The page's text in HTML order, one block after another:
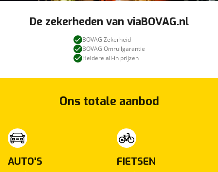
De zekerheden van viaBOVAG.nl
BOVAG Zekerheid
BOVAG Omruilgarantie
Heldere all-in prijzen
Ons totale aanbod
AUTO'S FIETSEN